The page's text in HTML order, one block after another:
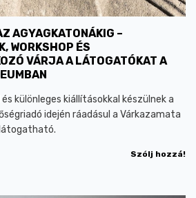
AGYAGKATONÁKIG –
WORKSHOP ÉS
VÁRJA A LÁTOGATÓKAT A
különleges kiállításokkal készülnek a
idején ráadásul a Várkazamata
Szólj hozzá!